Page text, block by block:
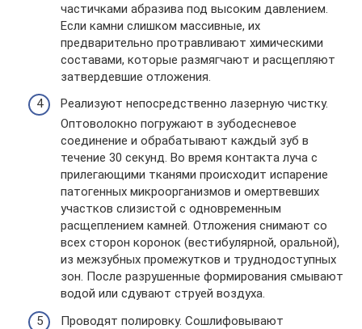
частичками абразива под высоким давлением.
Если камни слишком массивные, их
предварительно протравливают химическими
составами, которые размягчают и расщепляют
затвердевшие отложения.
Реализуют непосредственно лазерную чистку.
Оптоволокно погружают в зубодесневое
соединение и обрабатывают каждый зуб в
течение 30 секунд. Во время контакта луча с
прилегающими тканями происходит испарение
патогенных микроорганизмов и омертвевших
участков слизистой с одновременным
расщеплением камней. Отложения снимают со
всех сторон коронок (вестибулярной, оральной),
из межзубных промежутков и труднодоступных
зон. После разрушенные формирования смывают
водой или сдувают струей воздуха.
Проводят полировку. Сошлифовывают